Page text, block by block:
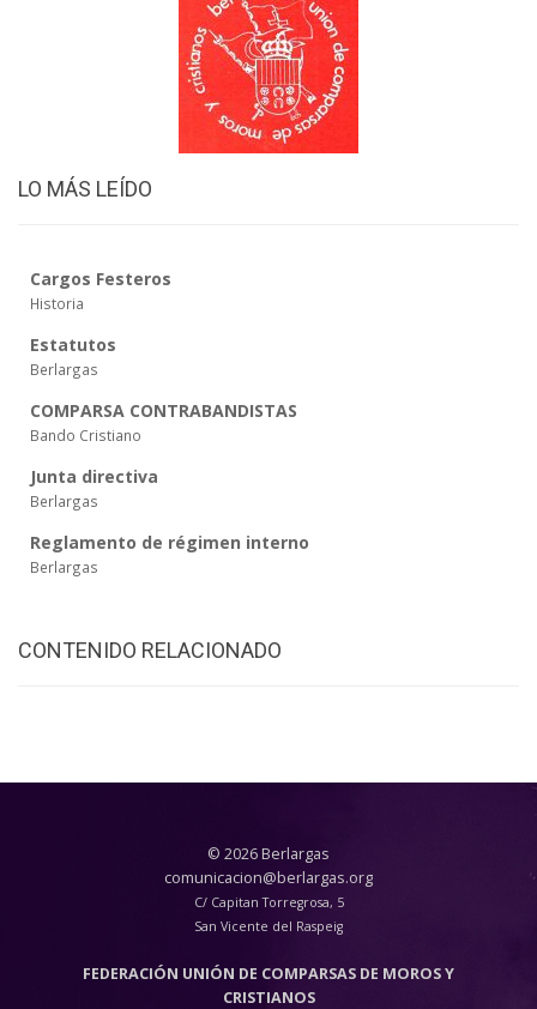
LO MÁS LEÍDO
Cargos Festeros
Historia
Estatutos
Berlargas
COMPARSA CONTRABANDISTAS
Bando Cristiano
Junta directiva
Berlargas
Reglamento de régimen interno
Berlargas
CONTENIDO RELACIONADO
© 2026 Berlargas
comunicacion@berlargas.org
C/ Capitan Torregrosa, 5
San Vicente del Raspeig
FEDERACIÓN UNIÓN DE COMPARSAS DE MOROS Y
CRISTIANOS